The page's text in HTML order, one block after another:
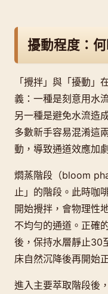
擾動程度：
「攪拌」與「擾動」
義：一種是刻意用水
另一種是避免水流造
多數新手容易混淆這
動，導致通道效應加
燜蒸階段（bloom
止」的階段。此時咖
開始攪拌，會物理性
不均勻的通道。正確
後，保持水層靜止30
床自然沉降後再開始
進入主要萃取階段後